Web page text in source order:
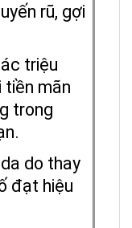
rũ, gợi
triệu
mãn
trong
do thay
đạt hiệu